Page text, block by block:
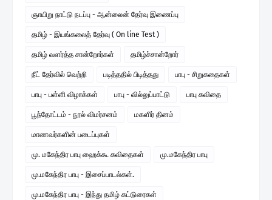
ஞாயிறு நாட்டு நடப்பு - ஆன்லைன் தேர்வு இணைப்பு
தமிழ் - இயங்கலைத் தேர்வு ( On line Test )
தமிழ் வளர்த்த சான்றோர்கள் தமிழ்ச்சான்றோர்
நீட் தேர்வில் வெற்றி படித்ததில் பிடித்தது பாபு - சிறுகதைகள்
பாபு - பள்ளி விழாக்கள் பாபு - வில்லுப்பாட்டு பாபு கவிதை
பூந்தோட்டம் - நூல் விமர்சனம் மகளிர் தினம்
மாணவர்களின் படைப்புகள்
மு. மகேந்திர பாபு ஹைக்கூ கவிதைகள் மு.மகேந்திர பாபு
மு.மகேந்திர பாபு - இசைப்பாடல்கள்.
மு.மகேந்திர பாபு - இந்து தமிழ் கட்டுரைகள்